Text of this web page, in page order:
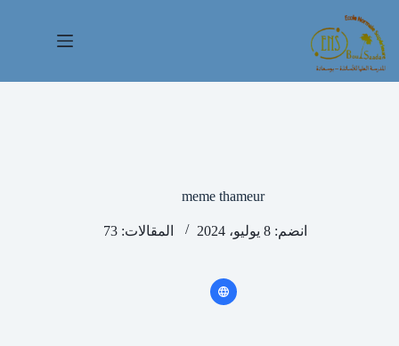
المحتوى
meme thameur
انضم: 8 يوليو، 2024 المقالات: 73